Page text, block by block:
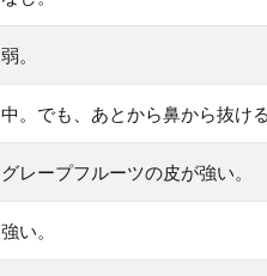
弱。
中。でも、あとから鼻から抜ける
グレープフルーツの皮が強い。
強い。